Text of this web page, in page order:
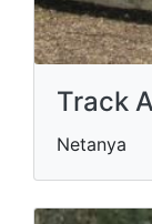
Track
Netanya